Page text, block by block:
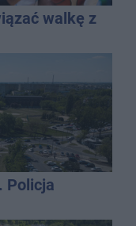
walkę z
Policja